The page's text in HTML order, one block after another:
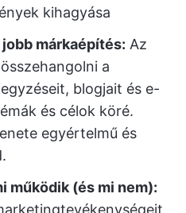
kihagyása
márkaépítés: Az
a
blogjait és e-
és célok köré.
egyértelmű és
működik (és mi nem):